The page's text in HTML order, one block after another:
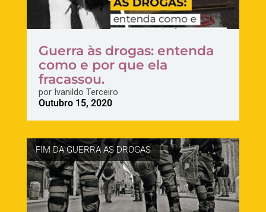
Guerra às drogas: entenda
como e por que ela
fracassou.
porIvanildo Terceiro
Outubro 15, 2020
FIM DA GUERRA AS DROGAS